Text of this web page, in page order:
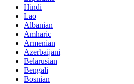
Hindi
Lao
Albanian
Amharic
Armenian
Azerbaijani
Belarusian
Bengali
Bosnian